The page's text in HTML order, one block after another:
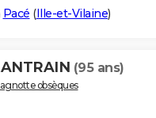
Pacé (Ille-et-Vilaine)
(95 ans)
obsèques